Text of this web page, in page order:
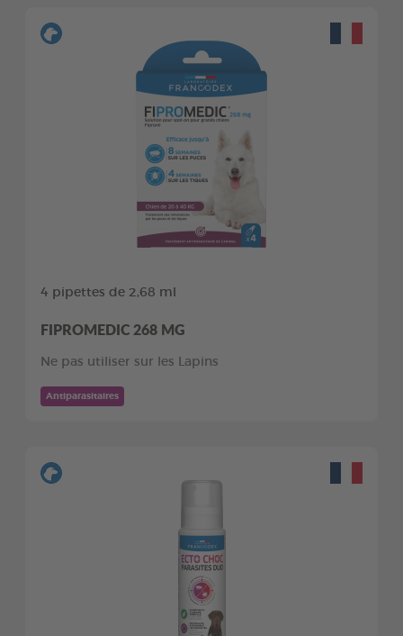
4 pipettes de 2,68 ml
FIPROMEDIC 268 MG
Ne pas utiliser sur les Lapins
Antiparasitaires